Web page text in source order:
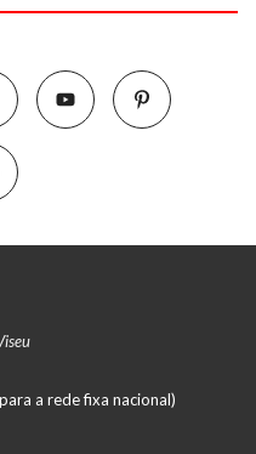
a rede fixa nacional)